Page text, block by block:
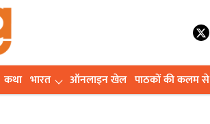
कथा भारत ऑनलाइन खेल पाठकों की कलम से